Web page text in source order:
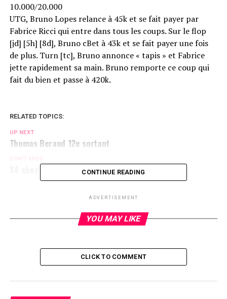
10.000/20.000
UTG, Bruno Lopes relance à 45k et se fait payer par
Fabrice Ricci qui entre dans tous les coups. Sur le flop
[jd] [5h] [8d], Bruno cBet à 43k et se fait payer une fois
de plus. Turn [tc], Bruno annonce « tapis » et Fabrice
jette rapidement sa main. Bruno remporte ce coup qui
fait du bien et passe à 420k.
RELATED TOPICS:
UP NEXT
Thomas Beraud 12e sortant
X4 chez Chris PereiraCONTINUE READING
ADVERTISEMENT
YOU MAY LIKE
CLICK TO COMMENT